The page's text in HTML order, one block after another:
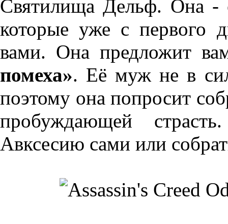
Святилища Дельф. Она -
которые уже с первого
вами. Она предложит
помеха». Её муж не в
поэтому она попросит
пробуждающей
Авксесию сами или